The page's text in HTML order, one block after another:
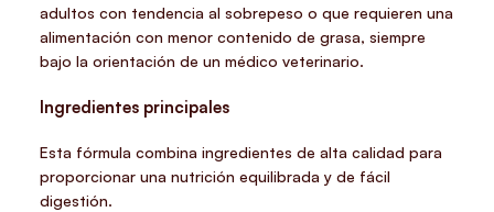
adultos con tendencia al sobrepeso o que requieren una
alimentación con menor contenido de grasa, siempre
bajo la orientación de un médico veterinario.
Ingredientes principales
Esta fórmula combina ingredientes de alta calidad para
proporcionar una nutrición equilibrada y de fácil
digestión.